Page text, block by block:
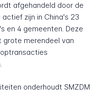
afgehandeld door de
zijn in China's 23
en 4 gemeenten. Deze
grote merendeel van
onderhoudt SMZDM